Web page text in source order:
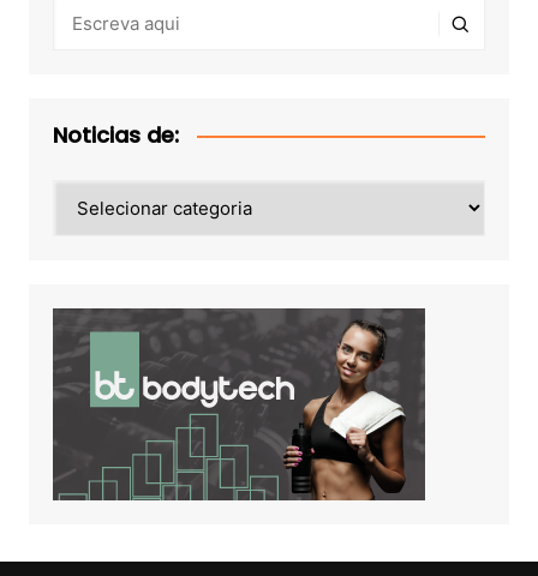
Noticias de:
de: